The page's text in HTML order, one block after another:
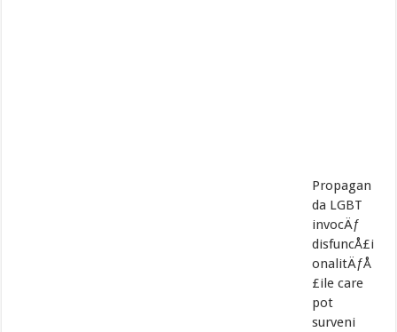
Propagan
da LGBT
invocÄƒ
disfuncÅ£i
onalitÄƒÅ
£ile care
pot
surveni